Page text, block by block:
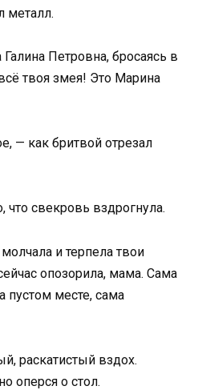
металл.
Петровна, бросаясь в
твоя змея! Это Марина
— как бритвой отрезал
что свекровь вздрогнула.
и терпела твои
опозорила, мама. Сама
пустом месте, сама
раскатистый вздох.
оперся о стол.